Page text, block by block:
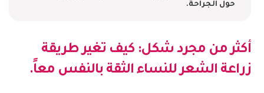
حول الجراحة.
أكثر من مجرد شكل: كيف تغيرطريقة
زراعة الشعر للنساء الثقة بالنفس معاً.